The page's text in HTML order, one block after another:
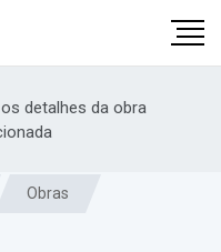
detalhes da obra
Obras